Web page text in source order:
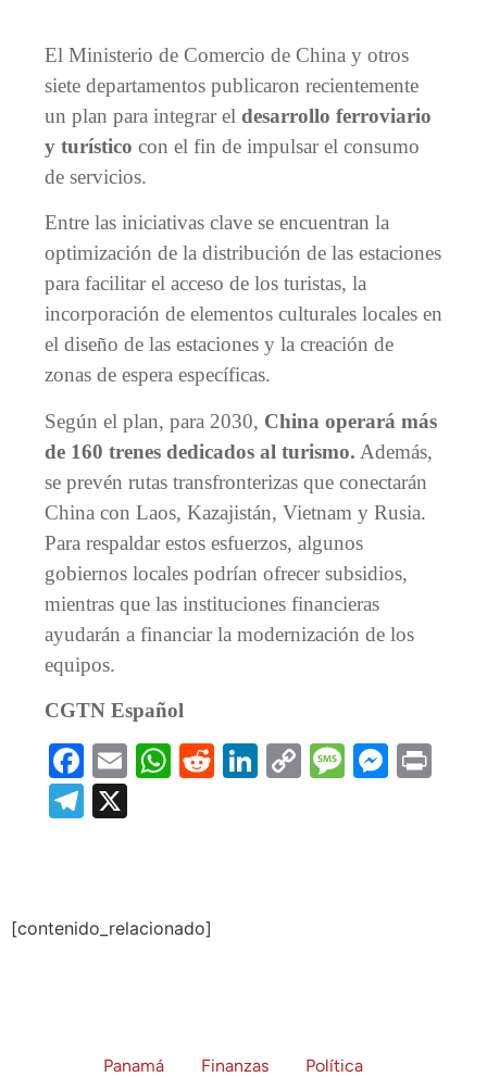
El Ministerio de Comercio de China y otros
siete departamentos publicaron recientemente
un plan para integrar el desarrollo ferroviario
y turístico con el fin de impulsar el consumo
de servicios.
Entre las iniciativas clave se encuentran la
optimización de la distribución de las estaciones
para facilitar el acceso de los turistas, la
incorporación de elementos culturales locales en
el diseño de las estaciones y la creación de
zonas de espera específicas.
Según el plan, para 2030, China operará más
de 160 trenes dedicados al turismo. Además,
se prevén rutas transfronterizas que conectarán
China con Laos, Kazajistán, Vietnam y Rusia.
Para respaldar estos esfuerzos, algunos
gobiernos locales podrían ofrecer subsidios,
mientras que las instituciones financieras
ayudarán a financiar la modernización de los
equipos.
CGTN Español
Facebook
EmailWhatsApp
RedditLinkedIn
CopyMessage
Telegram
[contenido_relacionado]
Panamá Finanzas Política